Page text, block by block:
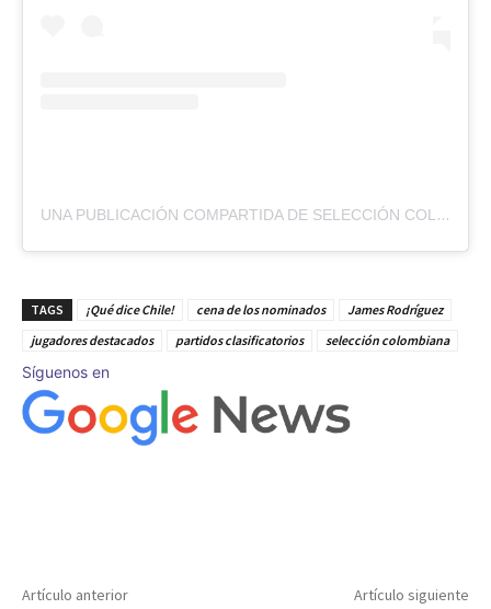
UNA PUBLICACIÓN COMPARTIDA DE SELECCIÓN COLOMBIA (@FCFSELECCIONCOL)
TAGS ¡Qué dice Chile! cena de los nominados
James Rodríguez
jugadores destacados
partidos clasificatorios selección colombiana
Síguenos en
Artículo anterior Artículo siguiente